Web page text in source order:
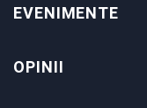
EVENIMENTE
OPINII